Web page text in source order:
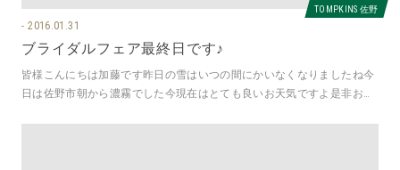
TOMPKINS 佐野
2016.01.31
ブライダルフェア最終日です♪
皆様こんにちは加藤です昨日の雪はいつの間にかいなくなりましたね今
日は佐野市朝から濃霧でした今現在はとても良いお天気ですよ是非お店